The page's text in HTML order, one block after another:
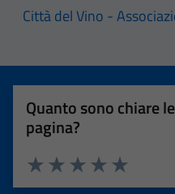
Città del Vino -
Quanto sono chiare
pagina?
Valuta 5
Valuta 4 stelle
Valuta 3 stelle su 5
Valuta 2 stelle su 5
Valuta 1 stelle su 5